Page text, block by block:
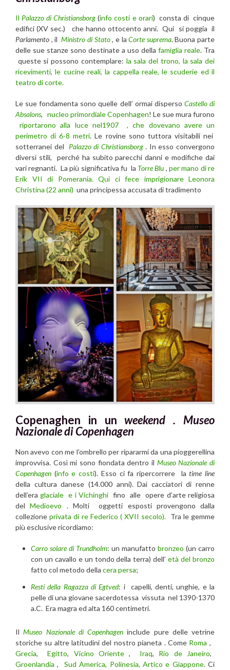
IlPalazzo di Christiansborg (info costi e orari) consta di cinque
edifici (XV sec.) che hanno ottocento anni. Qui si poggia il
Parlamento , ilMinistro di Stato, e laCorte suprema. Buona parte
delle sue stanze sono destinate a uso della famiglia reale. Tra
queste si possono contemplare: la sala del trono, la sala dei
ricevimenti, le cucine reali, la cappella reale, le scuderie ed il
teatro di corte.
Le sue fondamenta sono quelle dell’ ormai disperso Castello di
Absalons, nucleo primordiale Copenhagen! Le sue mura furono
riportarono alla luce nel1907 , che dovevano avere un
perimetro di 6-8 metri. Le rovine sono tuttora visitabili nei
sotterranei del Palazzo di Christiansborg. In esso convergono
diversi stili, perché ha subito parecchi danni e modifiche dai
vari regnanti. La più significativa fu la Torre Blu ,per mano di re
Erik VII di Pomerania. Qui ci fece imprigionare Leonora
Christina (22 anni) una principessa accusata di tradimento
Copenaghen in un weekend .Museo
Nazionale di Copenhagen
Non avevo con me l’ombrello per ripararmi da una pioggerellina
improvvisa. Così mi sono fiondata dentro il Museo Nazionale di
Copenhagen (info e costi). Esso ci fa ripercorrere latime line
della cultura danese (14.000 anni). Dai cacciatori di renne
dell’eraglaciale e i Vichinghi fino alle opere d’arte religiosa
delMedioevo . Molti oggetti esposti provengono dalla
collezioneprivata di re Federico ( XVII secolo). Tra le gemme
più esclusive ricordiamo:
Carro solare di Trundholm: un manufatto bronzeo (un carro
con un cavallo e un tondo della terra) dell’età del bronzo
fatto col metodo della cera persa;
Resti della Ragazza di Egtved: i capelli, denti, unghie, e la
pelle di una giovane sacerdotessa vissuta nel 1390-1370
a.C. Era magra ed alta 160 centimetri.
IlMuseo Nazionale di Copenhagen include pure delle vetrine
storiche su altre latitudini del nostro pianeta . Come Roma ,
Grecia,Egitto, Vicino Oriente, Iraq, Rio de Janeiro,
Groenlandia , Sud America, Polinesia, Artico e Giappone.Ci